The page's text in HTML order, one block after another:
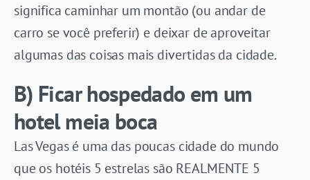
significa caminhar um montão (ou andar de
carro se você preferir) e deixar de aproveitar
algumas das coisas mais divertidas da cidade.
B) Ficar hospedado em um
hotel meia boca
Las Vegas é uma das poucas cidade do mundo
que os hotéis 5 estrelas são REALMENTE 5